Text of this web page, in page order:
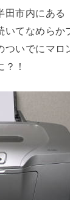
市内にある
てなめら
いでにマロ
！